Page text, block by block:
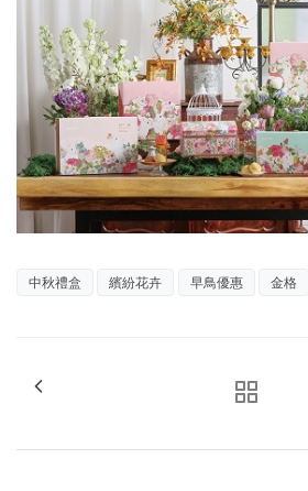
中秋禮盒 繽紛花卉 早鳥優惠 金格